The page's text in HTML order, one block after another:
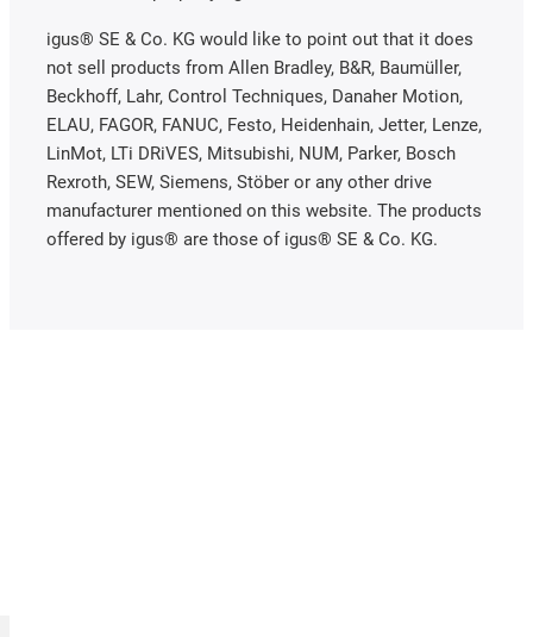
igus® SE & Co. KG would like to point out that it does
not sell products from Allen Bradley, B&R, Baumüller,
Beckhoff, Lahr, Control Techniques, Danaher Motion,
ELAU, FAGOR, FANUC, Festo, Heidenhain, Jetter, Lenze,
LinMot, LTi DRiVES, Mitsubishi, NUM, Parker, Bosch
Rexroth, SEW, Siemens, Stöber or any other drive
manufacturer mentioned on this website. The products
offered by igus® are those of igus® SE & Co. KG.